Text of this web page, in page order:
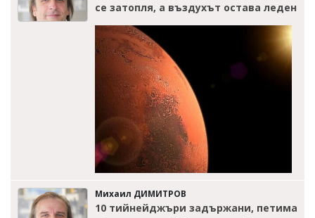
се затопля, а въздухът остава леден
Михаил ДИМИТРОВ
10 тийнейджъри задържани, петима